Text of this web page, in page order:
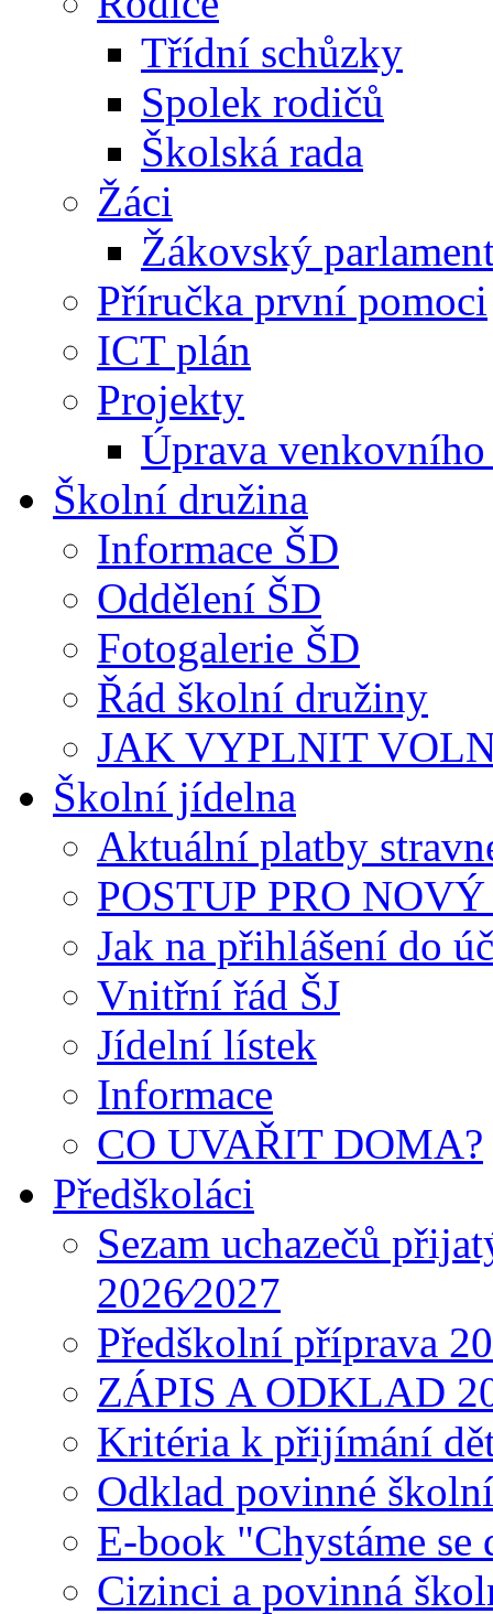
Třídní schůzky
Spolek rodičů
Školská rada
Žáci
Žákovský
Příručka první pomoci
ICT plán
Projekty
Úprava
Školní družina
Informace ŠD
Oddělení ŠD
Fotogalerie ŠD
Řád školní družiny
JAK VYPLNIT
Školní jídelna
Aktuální platby
POSTUP PRO
Jak na přihlášení do
Vnitřní řád ŠJ
Jídelní lístek
Informace
CO UVAŘIT DOMA?
Předškoláci
Sezam uchazečů
2026⁄2027
Předškolní příprava
ZÁPIS A ODKLAD
Kritéria k přijímání
Odklad povinné
E-book "Chystáme
Cizinci a povinná